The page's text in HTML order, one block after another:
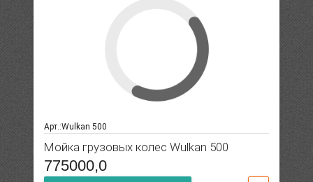
Арт.:Wulkan 500
Мойка грузовых колес Wulkan 500
775000,0